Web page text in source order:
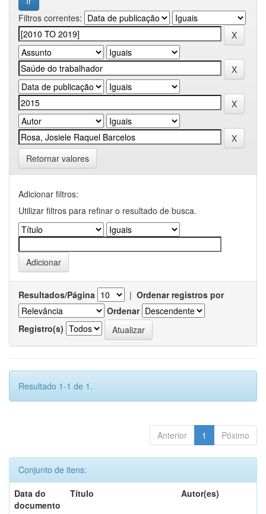
Filtros correntes:
Retornar valores
Adicionar filtros:
Utilizar filtros para refinar o resultado de busca.
Resultados/Página | Ordenar registros por
Ordenar
Registro(s)
Resultado 1-1 de 1.
Anterior 1 Póximo
Conjunto de itens:
Data do
documento
Título Autor(es)